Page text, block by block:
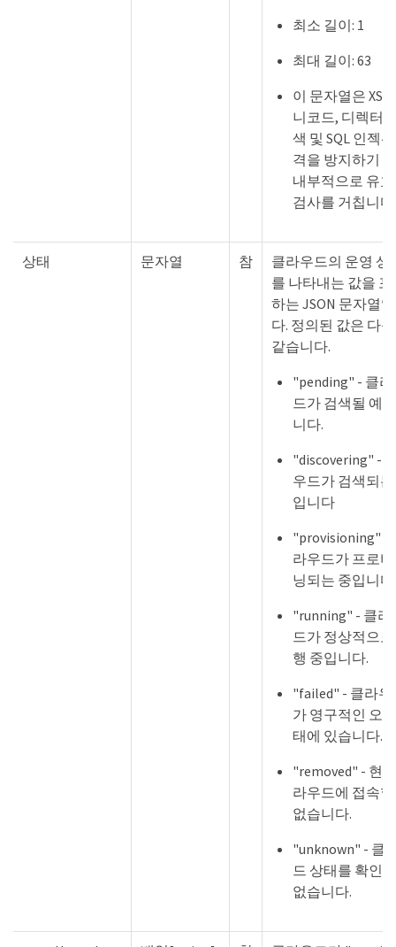
최소 길이: 1
최대 길이: 63
이 문자열은
니코드, 디렉터
색 및 SQL 인젝
격을 방지하기
내부적으로 유
검사를 거칩니다.
상태 문자열 참
클라우드의 운영 상
를 나타내는 값을 포
하는 JSON 문자열
다. 정의된 값은 다
같습니다.
"pending" - 클
드가 검색될 예
니다.
"discovering" -
우드가 검색되
입니다
"provisioning" -
라우드가 프로
닝되는 중입니다.
"running" - 클라
드가 정상적으
행 중입니다.
"failed" - 클라우
가 영구적인 오
태에 있습니다.
"removed" - 현
라우드에 접속
없습니다.
"unknown" - 클
드 상태를 확인
없습니다.